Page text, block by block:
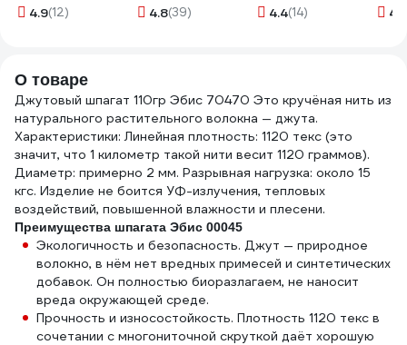
4.9(12)
4044.8(39)
Milwaukee
4.4(14)
м,4.9
О товаре
Джутовый шпагат 110гр Эбис 70470 Это кручёная нить из
натурального растительного волокна — джута.
Характеристики: Линейная плотность: 1120 текс (это
значит, что 1 километр такой нити весит 1120 граммов).
Диаметр: примерно 2 мм. Разрывная нагрузка: около 15
кгс. Изделие не боится УФ-излучения, тепловых
воздействий, повышенной влажности и плесени.
Преимущества шпагата Эбис 00045
Экологичность и безопасность. Джут — природное
волокно, в нём нет вредных примесей и синтетических
добавок. Он полностью биоразлагаем, не наносит
вреда окружающей среде.
Прочность и износостойкость. Плотность 1120 текс в
сочетании с многониточной скруткой даёт хорошую